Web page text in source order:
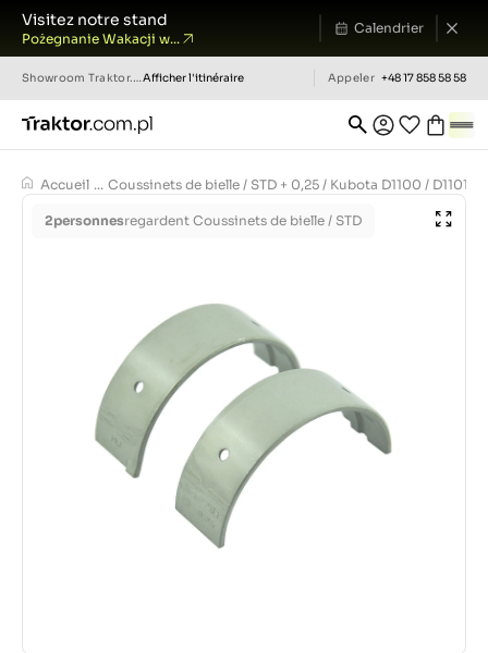
Visitez notre stand
Pożegnanie Wakacji w...
Calendrier
Showroom Traktor.com.pl Afficher l'itinéraire Appeler +48 17 858 58 58
Accueil ... Coussinets de bielle / STD + 0,25 / Kubota D1100 / D1101 /
2personnesregardent Coussinets de bielle / STD